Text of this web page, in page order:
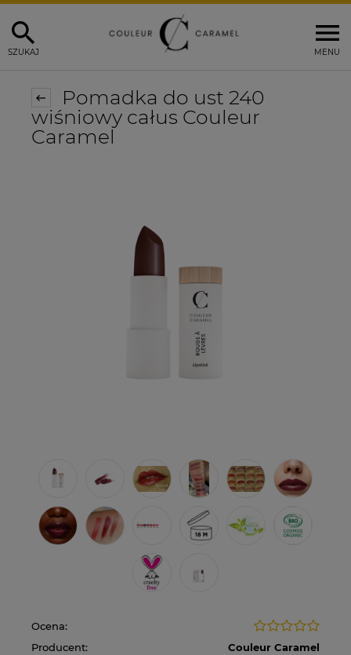
MENU
SZUKAJ
Pomadka do ust 240
wiśniowy całus Couleur
Caramel
Ocena:
Producent:
Couleur Caramel